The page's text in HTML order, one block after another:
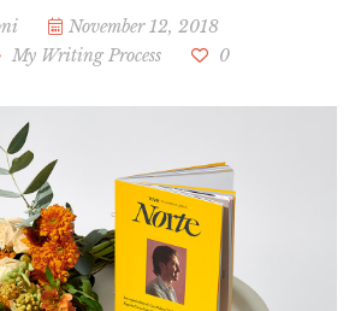
November 12, 2018
My Writing Process 0